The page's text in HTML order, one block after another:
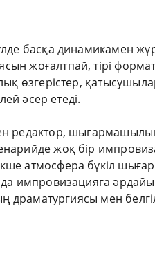
басқа динамикамен
жоғалтпай, тірі
өзгерістер,
әсер етеді.
редактор,
жоқ бір
атмосфера бүкіл
импровизацияға
драматургиясы мен